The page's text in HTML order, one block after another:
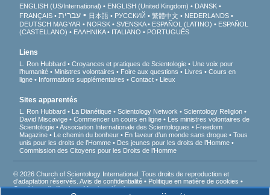
ENGLISH (US/International) ENGLISH (United Kingdom)
DANSK
FRANÇAIS
עברית 日本語 РУССКИЙ 繁體中文
NEDERLANDS
DEUTSCH MAGYAR NORSK SVENSKA ESPAÑOL (LATINO)
ESPAÑOL
(CASTELLANO)
ΕΛΛΗΝΙΚA ITALIANO PORTUGUÊS
Liens
L. Ron Hubbard Croyances et pratiques de Scientologie
Une voix pour
l’humanité
Ministres volontaires Foire aux questions Livres
Cours en
ligne
Informations supplémentaires Contact Lieux
Sites apparentés
L. Ron Hubbard La Dianétique Scientology Network
Scientology Religion
David Miscavige
Commencer un cours en ligne
Les ministres volontaires de
Scientologie
Association Internationale des Scientologues
Freedom
Magazine
Le chemin du bonheur En faveur d’un monde sans drogue
Tous
unis pour les droits de l’Homme
Des jeunes pour les droits de l’Homme
Commission des Citoyens pour les Droits de l’Homme
© 2026 Church of Scientology International. Tous droits de reproduction et
d’adaptation réservés.Avis de confidentialité • Politique en matière de cookies •
Conditions d’utilisation•Mentions légales